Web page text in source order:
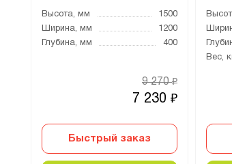
Высота, мм
1500
Ширина, мм
1200
Глубина, мм
400
7 230 ₽
9 270₽
Быстрый заказ
Вес,